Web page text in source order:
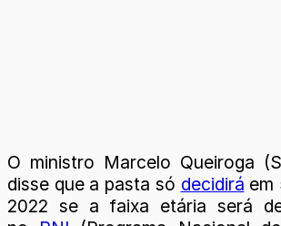
O ministro Marcelo Queiroga
disse que a pasta só decidirá em
2022 se a faixa etária será